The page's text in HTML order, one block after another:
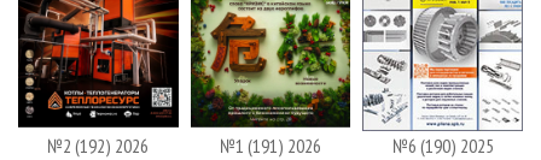
№2 (192) 2026 №1 (191) 2026 №6 (190) 2025